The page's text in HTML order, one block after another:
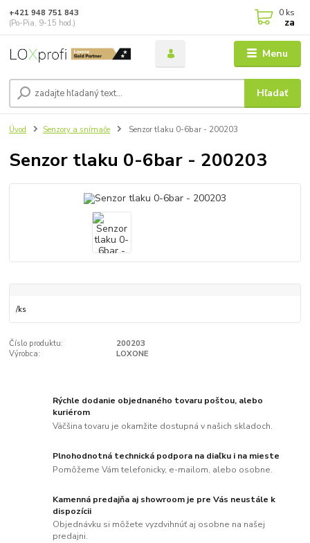
Menu
Hľadať
+421 948 751 843
(Po-Pia, 9-15 hod.)
0 ks
za
Úvod Senzory a snímače Senzor tlaku 0-6bar - 200203
Senzor tlaku 0-6bar - 200203
/ks
Číslo produktu:
200203
Výrobca:
LOXONE
Rýchle dodanie objednaného tovaru poštou, alebo
kuriérom
Väčšina tovaru je okamžite dostupná v našich skladoch.
Plnohodnotná technická podpora na diaľku i na mieste
Pomôžeme Vám telefonicky, e-mailom, alebo osobne.
Kamenná predajňa aj showroom je pre Vás neustále k
dispozícii
Objednávku si môžete vyzdvihnúť aj osobne na našej
predajni.